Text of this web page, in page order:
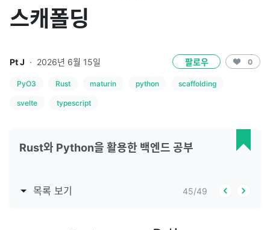
스캐폴딩
Pt J · 2026년 6월 15일 팔로우 0
PyO3 Rust maturin python scaffolding
svelte typescript
Rust와 Python을 활용한 백엔드 공부
목록 보기 45/49